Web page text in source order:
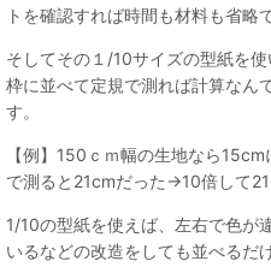
トを確認すれば時間も材料も省略
そしてその１/10サイズの型紙を
枠に並べて定規で測れば計算なん
す。
【例】150ｃｍ幅の生地なら
で測ると21cmだった→10倍して
1/10の型紙を使えば、左右で色が
いるなどの改造をしても並べるだ